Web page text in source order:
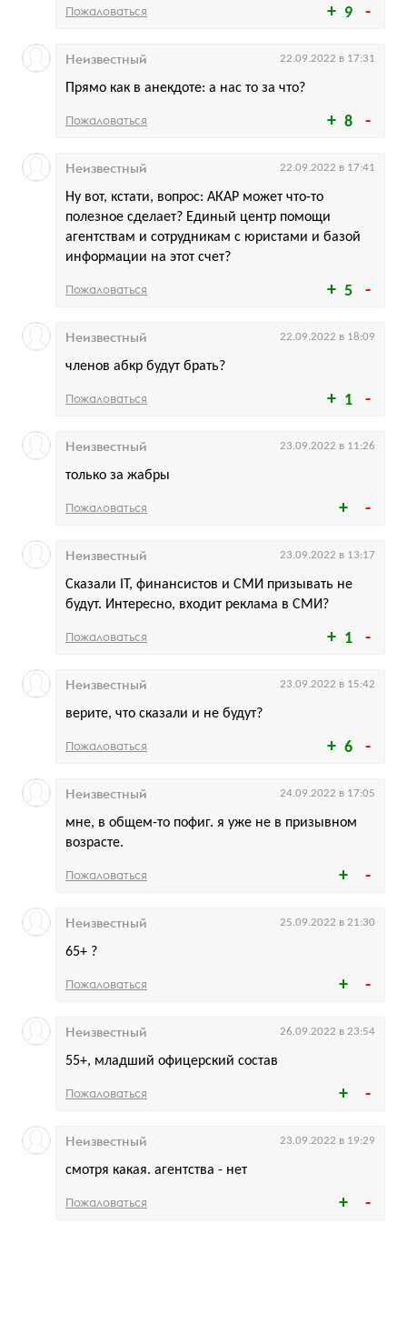
9
Пожаловаться
8
Прямо как в анекдоте: а нас то за что?
Неизвестный 22.09.2022 в 17:31
Пожаловаться
5
Ну вот, кстати, вопрос: АКАР может что-то
полезное сделает? Единый центр помощи
агентствам и сотрудникам с юристами и базой
информации на этот счет?
Неизвестный 22.09.2022 в 17:41
Пожаловаться
1
членов абкр будут брать?
Неизвестный 22.09.2022 в 18:09
Пожаловаться
только за жабры
Неизвестный 23.09.2022 в 11:26
Пожаловаться
1
Сказали IT, финансистов и СМИ призывать не
будут. Интересно, входит реклама в СМИ?
Неизвестный 23.09.2022 в 13:17
Пожаловаться
6
верите, что сказали и не будут?
Неизвестный 23.09.2022 в 15:42
Пожаловаться
мне, в общем-то пофиг. я уже не в призывном
возрасте.
Неизвестный 24.09.2022 в 17:05
Пожаловаться
65+ ?
Неизвестный 25.09.2022 в 21:30
Пожаловаться
55+, младший офицерский состав
Неизвестный 26.09.2022 в 23:54
Пожаловаться
смотря какая. агентства - нет
Неизвестный 23.09.2022 в 19:29
Пожаловаться